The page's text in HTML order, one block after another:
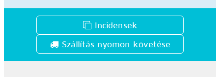
Incidensek
Szállítás nyomon követése